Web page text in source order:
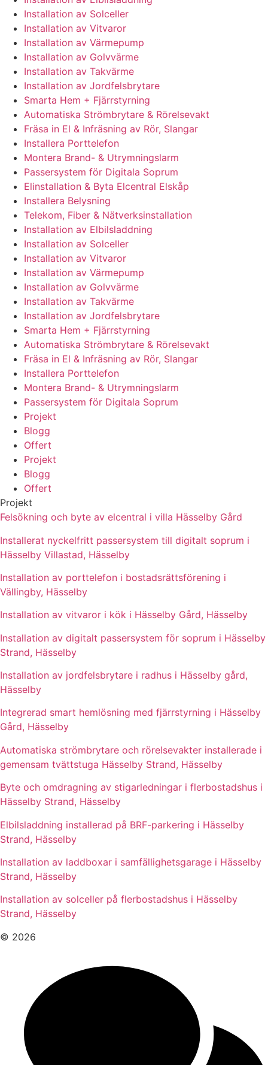
Installation av Solceller
Installation av Vitvaror
Installation av Värmepump
Installation av Golvvärme
Installation av Takvärme
Installation av Jordfelsbrytare
Smarta Hem + Fjärrstyrning
Automatiska Strömbrytare & Rörelsevakt
Fräsa in El & Infräsning av Rör, Slangar
Installera Porttelefon
Montera Brand- & Utrymningslarm
Passersystem för Digitala Soprum
Elinstallation & Byta Elcentral Elskåp
Installera Belysning
Telekom, Fiber & Nätverksinstallation
Installation av Elbilsladdning
Installation av Solceller
Installation av Vitvaror
Installation av Värmepump
Installation av Golvvärme
Installation av Takvärme
Installation av Jordfelsbrytare
Smarta Hem + Fjärrstyrning
Automatiska Strömbrytare & Rörelsevakt
Fräsa in El & Infräsning av Rör, Slangar
Installera Porttelefon
Montera Brand- & Utrymningslarm
Passersystem för Digitala Soprum
Projekt
Blogg
Offert
Projekt
Blogg
Offert
Projekt
Felsökning och byte av elcentral i villa Hässelby Gård
Installerat nyckelfritt passersystem till digitalt soprum i
Hässelby Villastad, Hässelby
Installation av porttelefon i bostadsrättsförening i
Vällingby, Hässelby
Installation av vitvaror i kök i Hässelby Gård, Hässelby
Installation av digitalt passersystem för soprum i Hässelby
Strand, Hässelby
Installation av jordfelsbrytare i radhus i Hässelby gård,
Hässelby
Integrerad smart hemlösning med fjärrstyrning i Hässelby
Gård, Hässelby
Automatiska strömbrytare och rörelsevakter installerade i
gemensam tvättstuga Hässelby Strand, Hässelby
Byte och omdragning av stigarledningar i flerbostadshus i
Hässelby Strand, Hässelby
Elbilsladdning installerad på BRF-parkering i Hässelby
Strand, Hässelby
Installation av laddboxar i samfällighetsgarage i Hässelby
Strand, Hässelby
Installation av solceller på flerbostadshus i Hässelby
Strand, Hässelby
© 2026